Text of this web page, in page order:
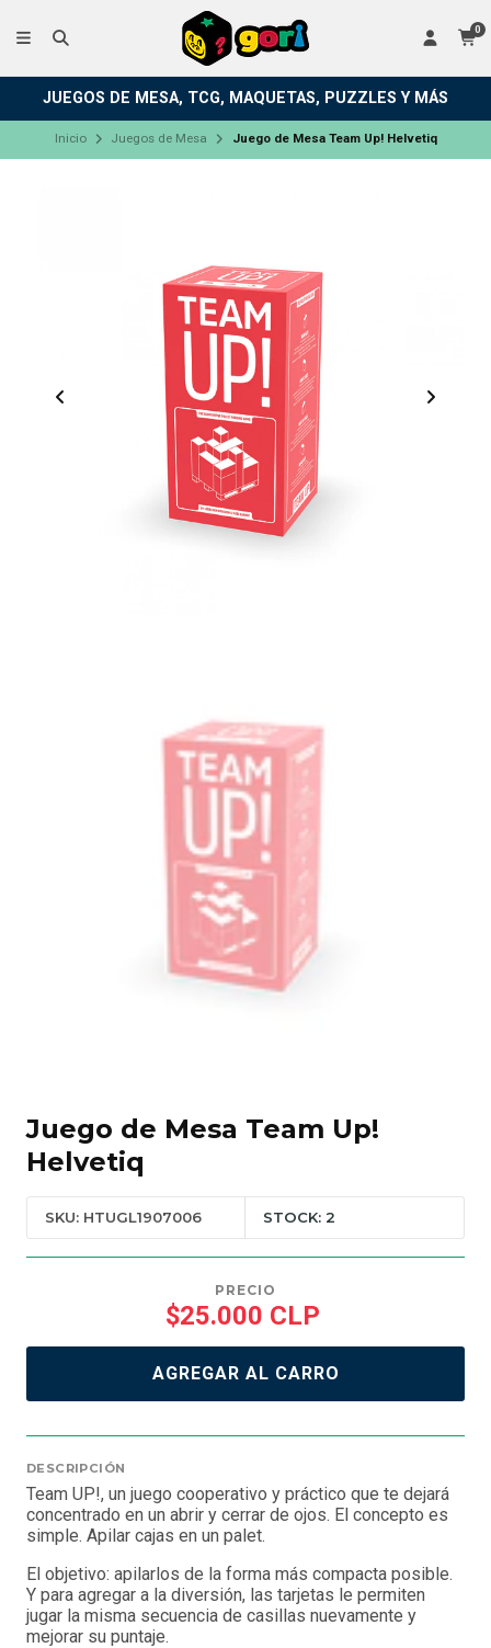
0
JUEGOS DE MESA, TCG, MAQUETAS, PUZZLES Y MÁS
Inicio Juegos de Mesa Juego de Mesa Team Up! Helvetiq
Juego de Mesa Team Up!
Helvetiq
SKU: HTUGL1907006 STOCK: 2
PRECIO
$25.000 CLP
AGREGAR AL CARRO
DESCRIPCIÓN
Team UP!, un juego cooperativo y práctico que te dejará
concentrado en un abrir y cerrar de ojos. El concepto es
simple. Apilar cajas en un palet.
El objetivo: apilarlos de la forma más compacta posible.
Y para agregar a la diversión, las tarjetas le permiten
jugar la misma secuencia de casillas nuevamente y
mejorar su puntaje.